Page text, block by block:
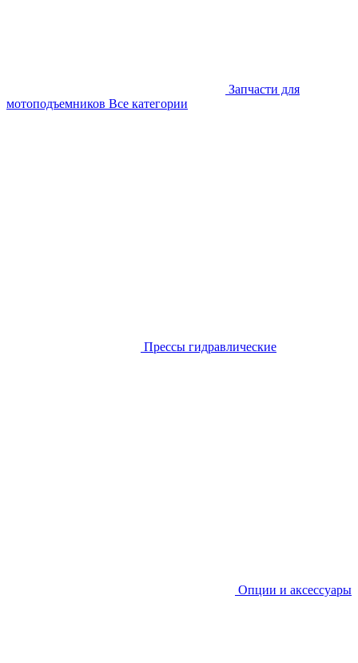
Запчасти для
мотоподъемников Все категории
Прессы гидравлические
Опции и аксессуары